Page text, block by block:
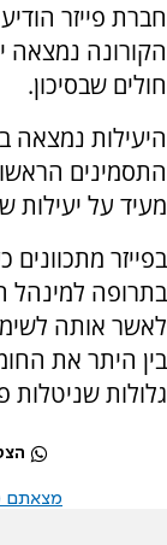
חברת פייזר
הקורונה
חולים שבסיכון.
היעילות נמצאה
התסמינים
מעיד על יעילות של 89% במניעת אשפוזים ומקרי
בפייזר
לאשר אותה
בין היתר את
גלולות שניטלות
מצאתם